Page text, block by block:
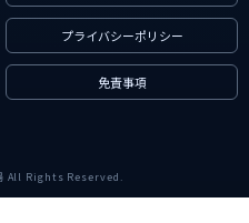
プライバシーポリシー
免責事項
All Rights Reserved.